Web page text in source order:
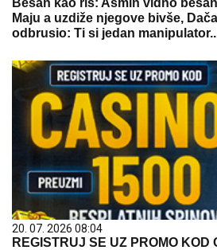
Besan kao ris: Asmin vidno
Maju a uzdiže njegove bivše,
odbrusio: Ti si jedan
20. 07. 2026 08:04
REGISTRUJ SE UZ PROMO KOD